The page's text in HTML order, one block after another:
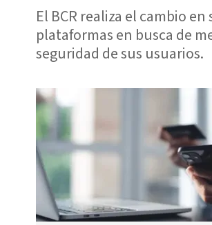
El BCR realiza el cambio en
plataformas en busca de
seguridad de sus usuarios.